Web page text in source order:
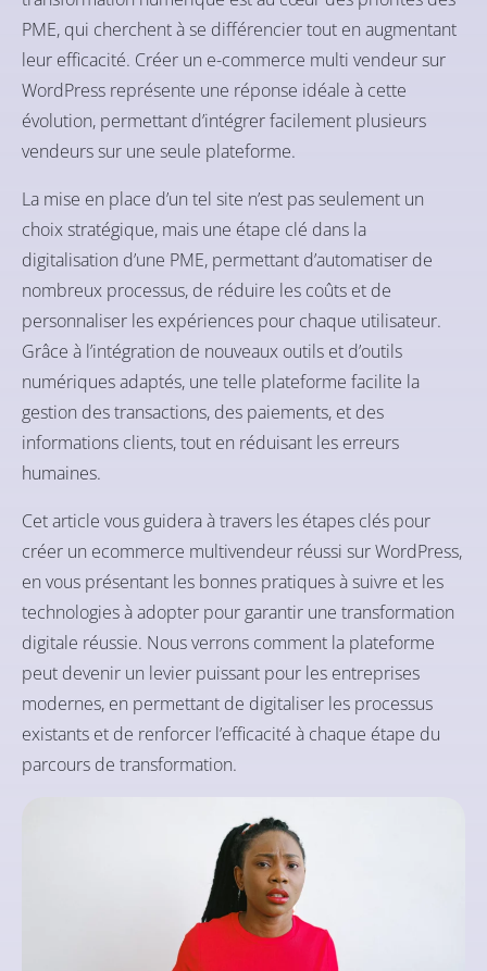
PME, qui cherchent à se différencier tout en augmentant
leur efficacité. Créer un e-commerce multi vendeur sur
WordPress représente une réponse idéale à cette
évolution, permettant d’intégrer facilement plusieurs
vendeurs sur une seule plateforme.
La mise en place d’un tel site n’est pas seulement un
choix stratégique, mais une étape clé dans la
digitalisation d’une PME, permettant d’automatiser de
nombreux processus, de réduire les coûts et de
personnaliser les expériences pour chaque utilisateur.
Grâce à l’intégration de nouveaux outils et d’outils
numériques adaptés, une telle plateforme facilite la
gestion des transactions, des paiements, et des
informations clients, tout en réduisant les erreurs
humaines.
Cet article vous guidera à travers les étapes clés pour
créer un ecommerce multivendeur réussi sur WordPress,
en vous présentant les bonnes pratiques à suivre et les
technologies à adopter pour garantir une transformation
digitale réussie. Nous verrons comment la plateforme
peut devenir un levier puissant pour les entreprises
modernes, en permettant de digitaliser les processus
existants et de renforcer l’efficacité à chaque étape du
parcours de transformation.